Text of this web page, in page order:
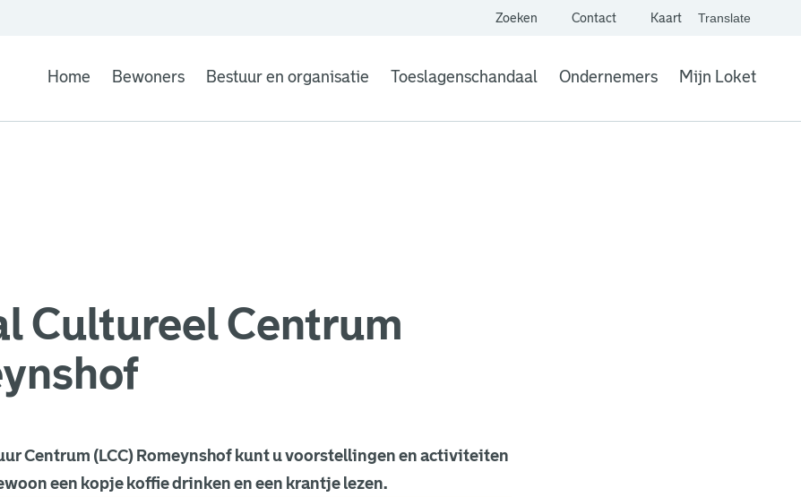
Zoeken Contact Kaart
. Link opent een
Translate
website,
Vertaal
Home Bewoners Bestuur en organisatie Toeslagenschandaal Ondernemers Mijn Loket
. Link opent een
Cultureel Centrum
Centrum (LCC) Romeynshof kunt u voorstellingen en activiteiten
een kopje koffie drinken en een krantje lezen.